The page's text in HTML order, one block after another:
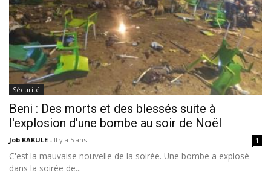
Sécurité
Beni : Des morts et des blessés suite à
l'explosion d'une bombe au soir de Noël
Job KAKULE - Il y a 5 ans 1
C'est la mauvaise nouvelle de la soirée. Une bombe a explosé
dans la soirée de...